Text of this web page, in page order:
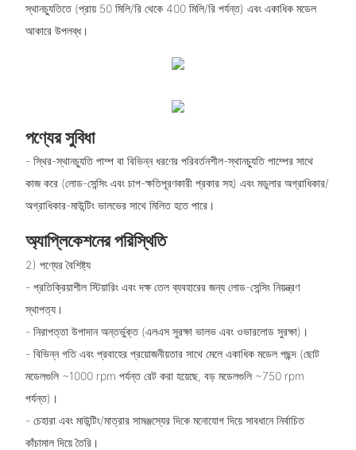
স্থানচ্যুতিতে (প্রায় 50 মিলি/রি থেকে 400 মিলি/রি পর্যন্ত) এবং একাধিক মডেল
আকারে উপলব্ধ।
পণ্যের সুবিধা
- স্থির-স্থানচ্যুতি পাম্প বা বিভিন্ন ধরণের পরিবর্তনশীল-স্থানচ্যুতি পাম্পের সাথে
কাজ করে (লোড-সেন্সিং এবং চাপ-ক্ষতিপূরণকারী প্রকার সহ) এবং মডুলার অগ্রাধিকার/
অগ্রাধিকার-মাউন্টিং ভালভের সাথে মিলিত হতে পারে।
অ্যাপ্লিকেশনের পরিস্থিতি
2) পণ্যের বৈশিষ্ট্য
- প্রতিক্রিয়াশীল স্টিয়ারিং এবং দক্ষ তেল ব্যবহারের জন্য লোড-সেন্সিং নিয়ন্ত্রণ
স্থাপত্য।
- নিরাপত্তা উপাদান অন্তর্ভুক্ত (এলএস সুরক্ষা ভালভ এবং ওভারলোড সুরক্ষা)।
- বিভিন্ন গতি এবং প্রবাহের প্রয়োজনীয়তার সাথে মেলে একাধিক মডেল পছন্দ (ছোট
মডেলগুলি ~1000 rpm পর্যন্ত রেট করা হয়েছে, বড় মডেলগুলি ~750 rpm
পর্যন্ত)।
- চেহারা এবং মাউন্টিং/মাত্রার সামঞ্জস্যের দিকে মনোযোগ দিয়ে সাবধানে নির্বাচিত
কাঁচামাল দিয়ে তৈরি।